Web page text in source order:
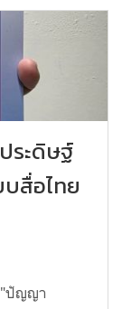
ระดิษฐ์
สื่อไทย
"ปัญญา